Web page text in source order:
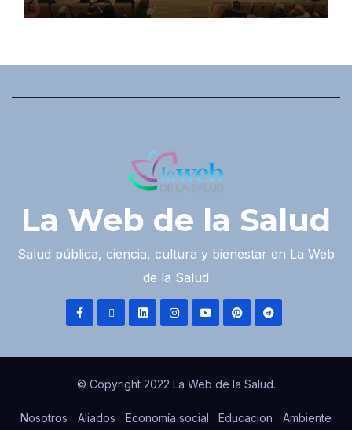
La Web de la Salud
Salud pública, ciencia, cultura y bienestar en La Web
de la Salud
© Copyright 2022 La Web de la Salud.
Nosotros Aliados Economía social Educacion Ambiente